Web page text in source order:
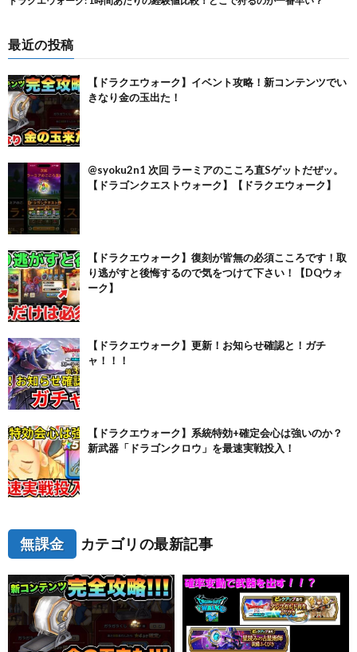
最近の投稿
【ドラクエウォーク】イベント攻略！新コンテンツでい
きなり金の玉出た！
@syoku2n1 次回 ラーミアのこころ直Sゲットだぜッ。
【ドラゴンクエストウォーク】【ドラクエウォーク】
【ドラクエウォーク】復刻が皆無の必須こころです！取
り逃がすと後悔するので気をつけて下さい！【DQウォ
ーク】
【ドラクエウォーク】更新！お知らせ確認と！ガチ
ャ！！！
【ドラクエウォーク】系統特効+確定会心は強いのか？
新武器「ドラゴンクロウ」を最速実戦投入！
無課金 カテゴリの最新記事